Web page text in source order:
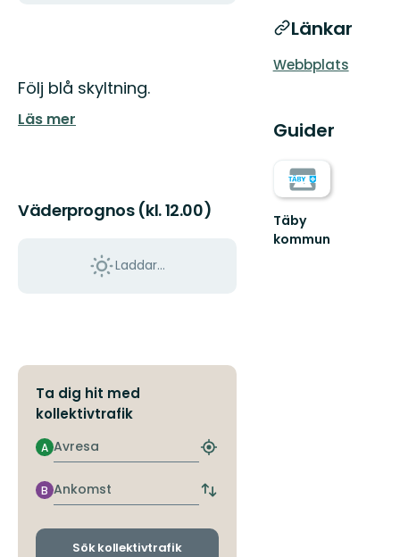
Beskrivning
Följ blå skyltning.
Läs mer
Väderprognos (kl. 12.00)
Laddar...
Ta dig hit med
kollektivtrafik
Avresa
A
Hitta
hållplats
Ankomst
B
Byt
och
Sök kollektivtrafik
Länkar
Webbplats
Guider
Täby
kommun